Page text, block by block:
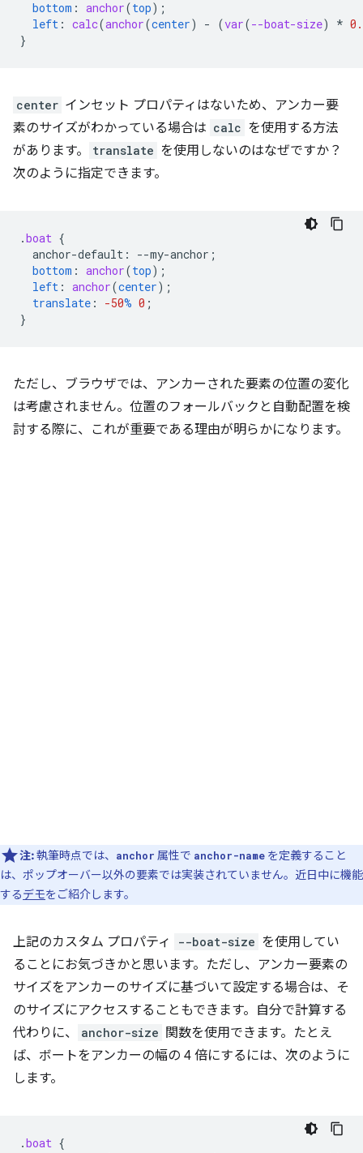
bottom : anchor(top);
left : calc(anchor(center) - (var(--boat-size) *
}
center インセット プロパティはないため、アンカー要
素のサイズがわかっている場合は calc を使用する方法
があります。
translate を使用しないのはなぜですか？
次のように指定できます。
.boat {
anchor-default : --my-anchor ;
bottom : anchor(top);
left : anchor(center);
translate : -50% 0 ;
}
ただし、ブラウザでは、アンカーされた要素の位置の変化
は考慮されません。位置のフォールバックと自動配置を検
討する際に、これが重要である理由が明らかになります。
注:執筆時点では、 anchor 属性で anchor-name を定義すること
は、ポップオーバー以外の要素では実装されていません。近日中に機能
するデモをご紹介します。
上記のカスタム プロパティ --boat-size を使用してい
ることにお気づきかと思います。ただし、アンカー要素の
サイズをアンカーのサイズに基づいて設定する場合は、そ
のサイズにアクセスすることもできます。自分で計算する
代わりに、
anchor-size 関数を使用できます。たとえ
ば、ボートをアンカーの幅の 4 倍にするには、次のように
します。
.boat {